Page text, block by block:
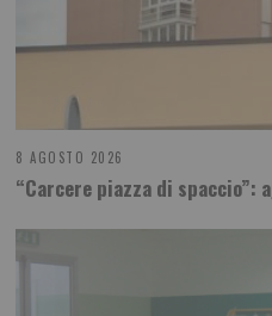
8 AGOSTO 2026
“Carcere piazza di spaccio”: